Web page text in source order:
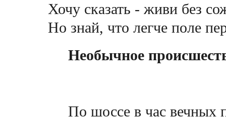
Хочу сказать - живи без
Но знай, что легче поле
Неoбычное
По шоссе в час вечных